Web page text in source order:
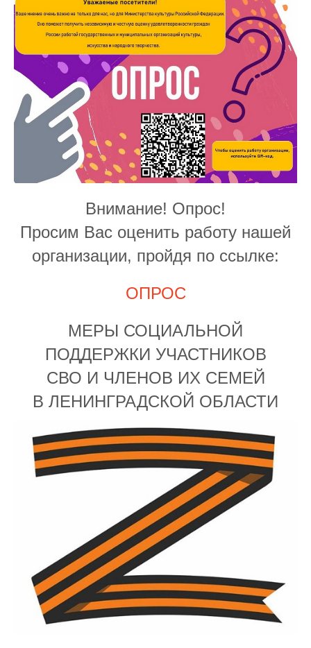
Внимание! Опрос!
Просим Вас оценить работу нашей
организации, пройдя по ссылке:
ОПРОС
МЕРЫ СОЦИАЛЬНОЙ
ПОДДЕРЖКИ УЧАСТНИКОВ
СВО И ЧЛЕНОВ ИХ СЕМЕЙ
В ЛЕНИНГРАДСКОЙ ОБЛАСТИ